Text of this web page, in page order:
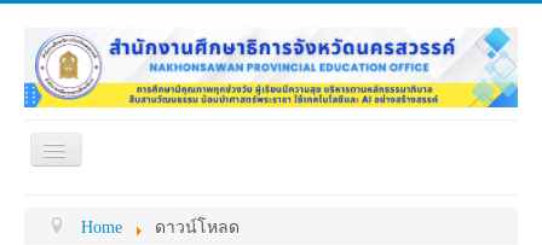
Toggle
Home ดาวน์โหลด